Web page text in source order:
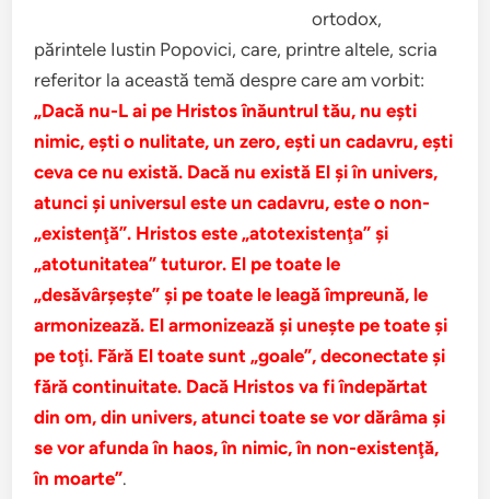
ortodox,
părintele Iustin Popovici, care, printre altele, scria
referitor la această temă despre care am vorbit:
„Dacă nu-L ai pe Hristos înăuntrul tău, nu eşti
nimic, eşti o nulitate, un zero, eşti un cadavru, eşti
ceva ce nu există. Dacă nu există El şi în univers,
atunci şi universul este un cadavru, este o non-
„existenţă”. Hristos este „atotexistenţa” şi
„atotunitatea” tuturor. El pe toate le
„desăvârşeşte” şi pe toate le leagă împreună, le
armonizează. El armonizează şi uneşte pe toate şi
pe toţi. Fără El toate sunt „goale”, deconectate şi
fără continuitate. Dacă Hristos va fi îndepărtat
din om, din univers, atunci toate se vor dărâma şi
se vor afunda în haos, în nimic, în non-existenţă,
în moarte”.